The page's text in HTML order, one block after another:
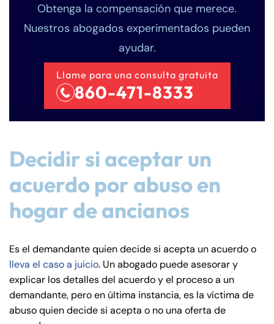
Obtenga la compensación que merece.
Nuestros abogados experimentados pueden
ayudar.
Llame para una consulta gratuita
860-471-8333
Decidir si aceptar un
acuerdo por abuso en
hogar de ancianos
Es el demandante quien decide si acepta un acuerdo o
lleva el caso a juicio. Un abogado puede asesorar y
explicar los detalles del acuerdo y el proceso a un
demandante, pero en última instancia, es la víctima de
abuso quien decide si acepta o no una oferta de